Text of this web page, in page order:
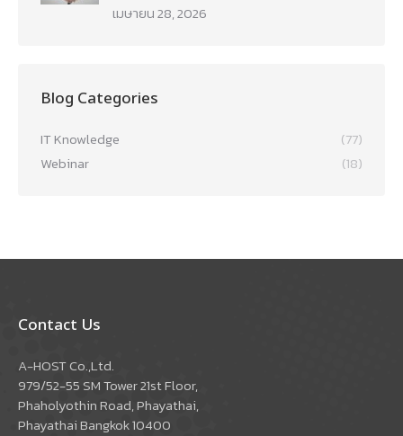
เมษายน 28, 2026
Blog Categories
IT Knowledge
(77)
Webinar
(18)
Contact Us
A-HOST Co.,Ltd.
979/52-55 SM Tower 21st Floor,
Phaholyothin Road, Phayathai,
Phayathai Bangkok 10400